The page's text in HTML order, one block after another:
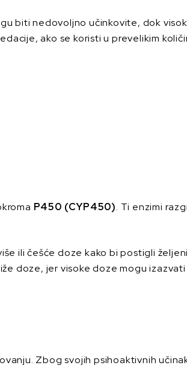
biti nedovoljno učinkovite, dok
ako se koristi u prevelikim
P450 (CYP450). Ti enzimi
ili češće doze kako bi postigli
doze, jer visoke doze mogu
Zbog svojih psihoaktivnih